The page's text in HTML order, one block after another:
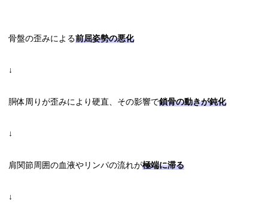
骨盤の歪みによる前屈姿勢の悪化
↓
胴体周りが歪みにより硬直、その影響で鎖骨の動きが鈍化
↓
肩関節周囲の血液やリンパの流れが極端に滞る
↓